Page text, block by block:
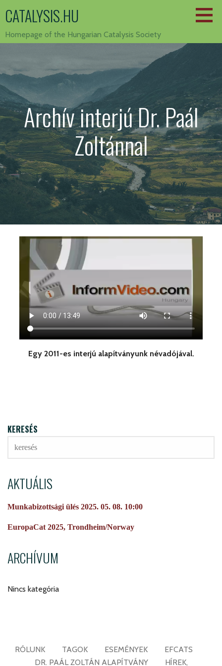
CATALYSIS.HU
Homepage of the Hungarian Catalysis Society
Archív interjú Dr. Paál
Zoltánnal
Egy 2011-es interjú alapítványunk névadójával.
KERESÉS
AKTUÁLIS
Munkabizottsági ülés 2025. 05. 08. 10:00
EuropaCat 2025, Trondheim/Norway
ARCHÍVUM
Nincs kategória
RÓLUNK TAGOK ESEMÉNYEK
EFCATS
DR. PAÁL ZOLTÁN ALAPÍTVÁNY
HÍREK,